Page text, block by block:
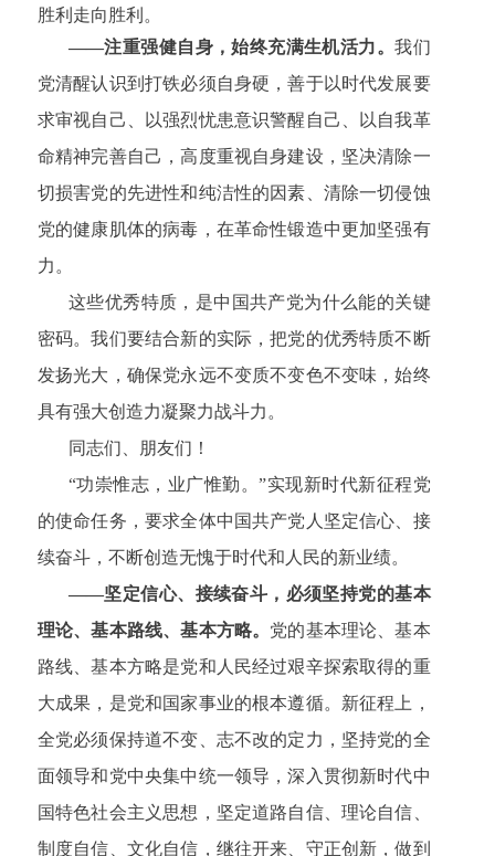
胜利走向胜利。
——注重强健自身，始终充满生机活力。我们
党清醒认识到打铁必须自身硬，善于以时代发展要
求审视自己、以强烈忧患意识警醒自己、以自我革
命精神完善自己，高度重视自身建设，坚决清除一
切损害党的先进性和纯洁性的因素、清除一切侵蚀
党的健康肌体的病毒，在革命性锻造中更加坚强有
力。
这些优秀特质，是中国共产党为什么能的关键
密码。我们要结合新的实际，把党的优秀特质不断
发扬光大，确保党永远不变质不变色不变味，始终
具有强大创造力凝聚力战斗力。
同志们、朋友们！
“功崇惟志，业广惟勤。”实现新时代新征程党
的使命任务，要求全体中国共产党人坚定信心、接
续奋斗，不断创造无愧于时代和人民的新业绩。
——坚定信心、接续奋斗，必须坚持党的基本
理论、基本路线、基本方略。 党的基本理论、基本
路线、基本方略是党和人民经过艰辛探索取得的重
大成果，是党和国家事业的根本遵循。新征程上，
全党必须保持道不变、志不改的定力，坚持党的全
面领导和党中央集中统一领导，深入贯彻新时代中
国特色社会主义思想，坚定道路自信、理论自信、
制度自信、文化自信，继往开来、守正创新，做到